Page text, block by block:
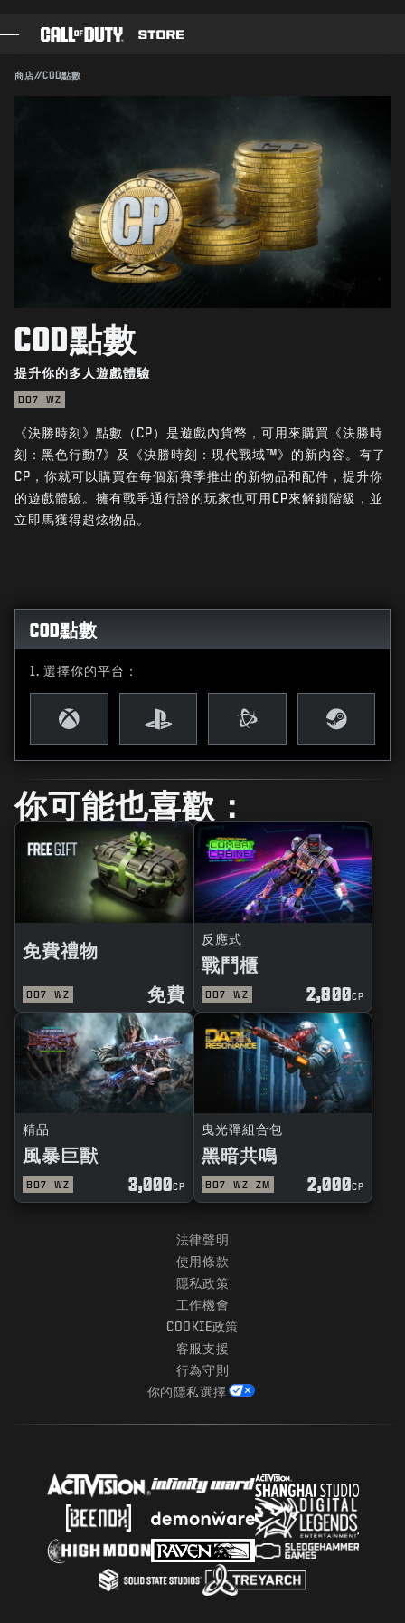
《決勝時刻》商店
遊戲
最新消息
STORE
電競
客服支援
商店//COD點數
提升你的多人遊戲體驗
BO7 WZ
COD點數
《決勝時刻》點數（CP）是遊戲內貨幣，可用來購買《決勝時
刻：黑色行動7》及《決勝時刻：現代戰域™》的新內容。有了
CP，你就可以購買在每個新賽季推出的新物品和配件，提升你
的遊戲體驗。擁有戰爭通行證的玩家也可用CP來解鎖階級，並
立即馬獲得超炫物品。
COD點數
選擇你的平台：
你可能也喜歡：
免費禮物
BO7 WZ 免費
反應式
戰鬥櫃
BO7 WZ 2,800CP
精品
風暴巨獸
BO7 WZ 3,000CP
曳光彈組合包
黑暗共鳴
BO7 WZ ZM 2,000CP
法律聲明
使用條款
隱私政策
工作機會
COOKIE政策
客服支援
行為守則
你的隱私選擇